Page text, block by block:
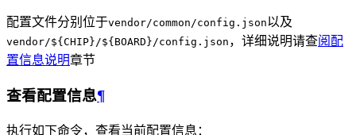
配置文件分别位于vendor/common/config.json以及
vendor/${CHIP}/${BOARD}/config.json ，详细说明请查阅配
置信息说明章节
查看配置信息¶
执行如下命令，查看当前配置信息：